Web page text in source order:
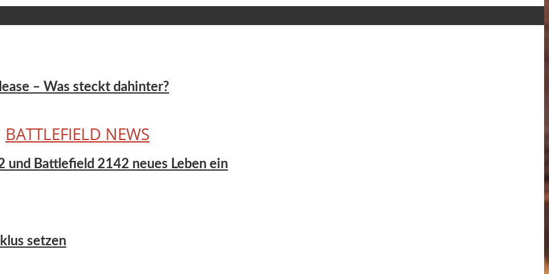
– Was steckt dahinter?
BATTLEFIELD NEWS
Battlefield 2142 neues Leben ein
setzen